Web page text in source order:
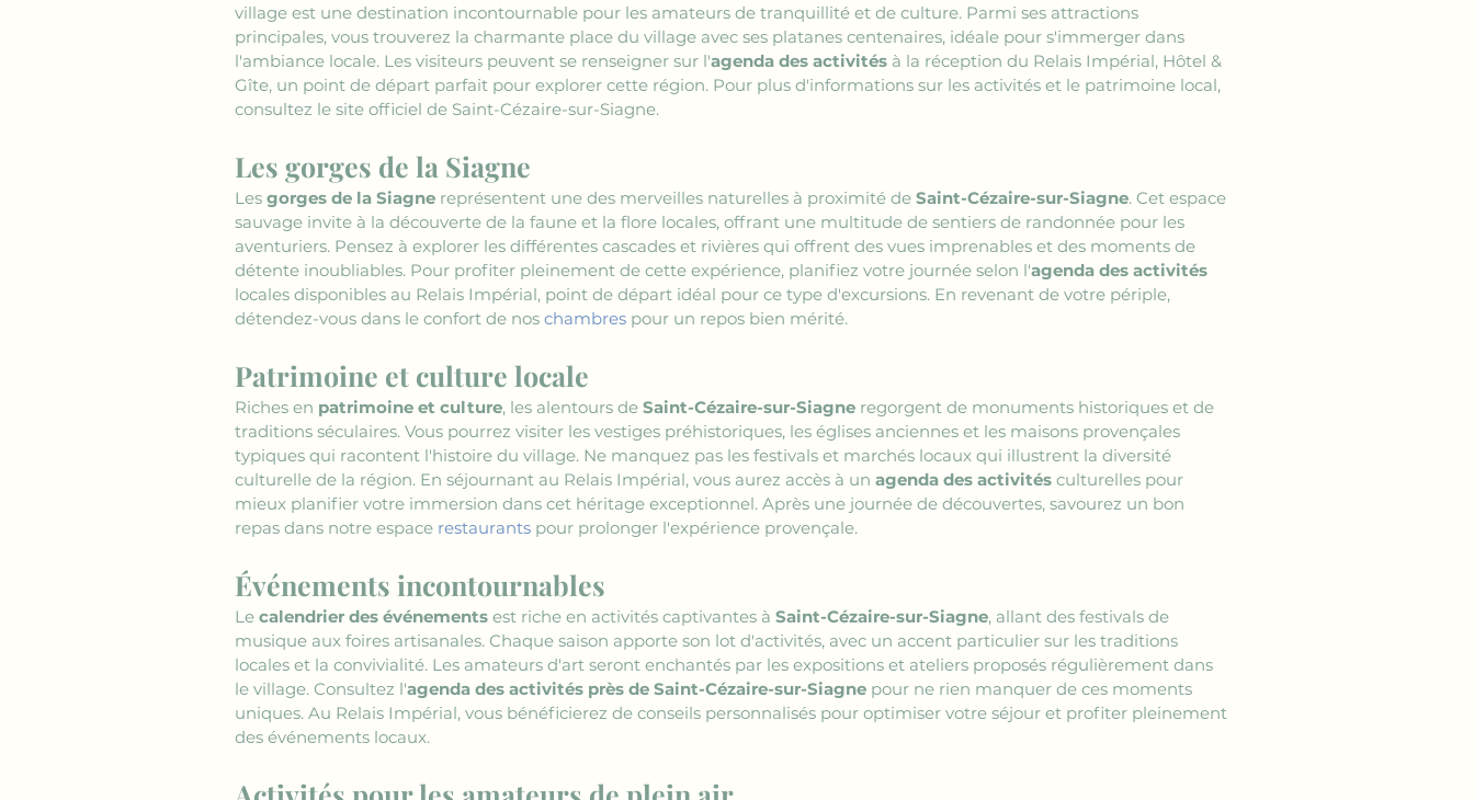
village est une destination incontournable pour les amateurs de tranquillité et de culture. Parmi ses attractions
principales, vous trouverez la charmante place du village avec ses platanes centenaires, idéale pour s'immerger dans
l'ambiance locale. Les visiteurs peuvent se renseigner sur l'agenda des activités à la réception du Relais Impérial, Hôtel &
Gîte, un point de départ parfait pour explorer cette région. Pour plus d'informations sur les activités et le patrimoine local,
consultez le site officiel de Saint-Cézaire-sur-Siagne.
Les gorges de la Siagne
Les gorges de la Siagne représentent une des merveilles naturelles à proximité de Saint-Cézaire-sur-Siagne. Cet espace
sauvage invite à la découverte de la faune et la flore locales, offrant une multitude de sentiers de randonnée pour les
aventuriers. Pensez à explorer les différentes cascades et rivières qui offrent des vues imprenables et des moments de
détente inoubliables. Pour profiter pleinement de cette expérience, planifiez votre journée selon l'agenda des activités
locales disponibles au Relais Impérial, point de départ idéal pour ce type d'excursions. En revenant de votre périple,
détendez-vous dans le confort de nos chambres pour un repos bien mérité.
Patrimoine et culture locale
Riches en patrimoine et culture, les alentours de Saint-Cézaire-sur-Siagne regorgent de monuments historiques et de
traditions séculaires. Vous pourrez visiter les vestiges préhistoriques, les églises anciennes et les maisons provençales
typiques qui racontent l'histoire du village. Ne manquez pas les festivals et marchés locaux qui illustrent la diversité
culturelle de la région. En séjournant au Relais Impérial, vous aurez accès à un agenda des activités culturelles pour
mieux planifier votre immersion dans cet héritage exceptionnel. Après une journée de découvertes, savourez un bon
repas dans notre espace restaurants pour prolonger l'expérience provençale.
Événements incontournables
Le calendrier des événements est riche en activités captivantes à Saint-Cézaire-sur-Siagne, allant des festivals de
musique aux foires artisanales. Chaque saison apporte son lot d'activités, avec un accent particulier sur les traditions
locales et la convivialité. Les amateurs d'art seront enchantés par les expositions et ateliers proposés régulièrement dans
le village. Consultez l'agenda des activités près de Saint-Cézaire-sur-Siagne pour ne rien manquer de ces moments
uniques. Au Relais Impérial, vous bénéficierez de conseils personnalisés pour optimiser votre séjour et profiter pleinement
des événements locaux.